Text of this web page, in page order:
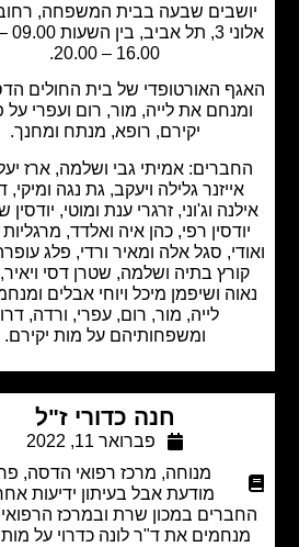
שבעה בבית המשפחה, רחוב ניסים
אלוני 3, תל אביב, בין השעות 09.00 – 13.00,
האורטופדי של בית החולים הדסה אבל
את לייה, מור, רום ועפרי על פטירת
יקירם, רופא, מנתח ומחנך.
אמיתי גבי ושלמה, ארז יעל ורמי,
גלילה ויעקב, גת נגה ומיקי, דויטש
וג'וני, זרגרי ענת ומוטי, יודסין שלומית,
רפי, כהן איה ואלדד, מרגליות עלינא
סגל אלה ומאיר ורדי, פלג עופרה ואריק,
בתיה ושלמה, שטרן דסי ויאיר, שילר
ושיפמן מיכל ויוחי אבלים ומנחמים את
לייה, מור, רום, עפרי, ורדה, דרור
ומשפחותיהם על מות יקירם.
חנה כדורי ז"ל
פברואר 11, 2022
מנוחה
מרכז רפואי הדסה, פרסום
מודעת אבל בעיתון ידיעות אחרונות
במכון שרת ובמרכז הרפואי הדסה
את ד"ר לונה כדרוי על מות אמה.